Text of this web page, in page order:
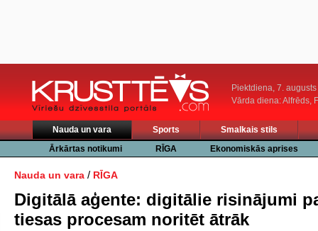
Piektdiena, 7. augusts
Vārda diena: Alfrēds,
Nauda un vara Sports
Smalkais stils
Ārkārtas notikumi
RĪGA Ekonomiskās aprises
Nauda un vara / RĪGA
Digitālā aģente: digitālie risinājumi
tiesas procesam noritēt ātrāk